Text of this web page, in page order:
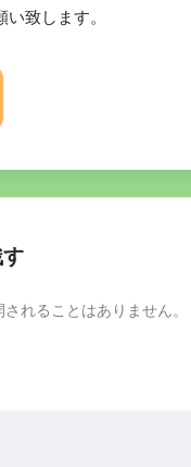
致します。
れることはありません。